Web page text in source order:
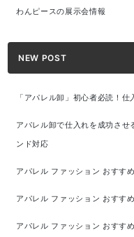
わんピースの展示会情報
NEW POST
「アパレル卸」初心者必読！
アパレル卸で仕入れを成功させ
ンド対応
アパレル ファッション おすす
アパレル ファッション おすす
アパレル ファッション おすす